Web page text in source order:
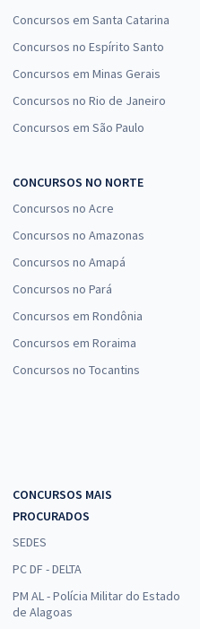
Concursos em Santa Catarina
Concursos no Espírito Santo
Concursos em Minas Gerais
Concursos no Rio de Janeiro
Concursos em São Paulo
CONCURSOS NO NORTE
Concursos no Acre
Concursos no Amazonas
Concursos no Amapá
Concursos no Pará
Concursos em Rondônia
Concursos em Roraima
Concursos no Tocantins
CONCURSOS MAIS
PROCURADOS
SEDES
PC DF - DELTA
PM AL - Polícia Militar do Estado
de Alagoas